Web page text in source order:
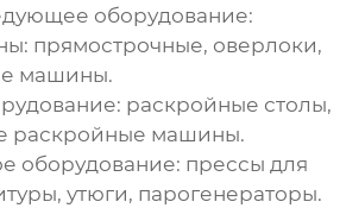
оборудование:
прямострочные, оверлоки,
машины.
раскройные столы,
раскройные машины.
оборудование: прессы для
утюги, парогенераторы.